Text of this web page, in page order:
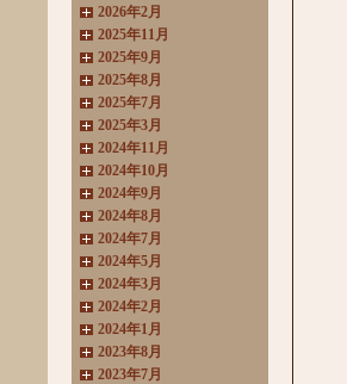
2026年2月
2025年11月
2025年9月
2025年8月
2025年7月
2025年3月
2024年11月
2024年10月
2024年9月
2024年8月
2024年7月
2024年5月
2024年3月
2024年2月
2024年1月
2023年8月
2023年7月